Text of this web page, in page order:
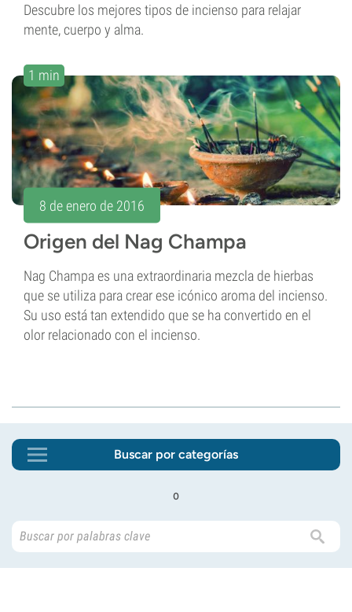
Descubre los mejores tipos de incienso para relajar
mente, cuerpo y alma.
1 min
8 de enero de 2016
Origen del Nag Champa
Nag Champa es una extraordinaria mezcla de hierbas
que se utiliza para crear ese icónico aroma del incienso.
Su uso está tan extendido que se ha convertido en el
olor relacionado con el incienso.
Buscar por categorías
o